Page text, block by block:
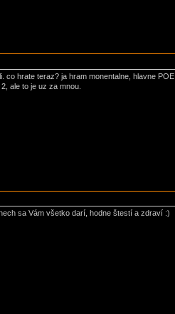
co hrate teraz? ja hram monentalne, hlavne POE.
ale to je uz za mnou.
sa Vám všetko darí, hodne štestí a zdraví :)